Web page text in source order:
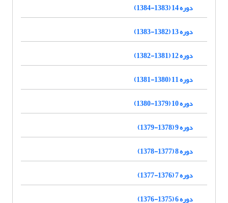
دوره 14 (1383-1384)
دوره 13 (1382-1383)
دوره 12 (1381-1382)
دوره 11 (1380-1381)
دوره 10 (1379-1380)
دوره 9 (1378-1379)
دوره 8 (1377-1378)
دوره 7 (1376-1377)
دوره 6 (1375-1376)